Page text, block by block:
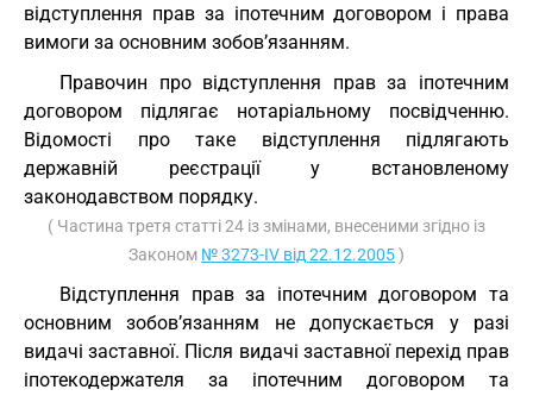
відступлення прав за іпотечним договором і права
вимоги за основним зобов’язанням.
Правочин про відступлення прав за іпотечним
договором підлягає нотаріальному посвідченню.
Відомості про таке відступлення підлягають
державній реєстрації у встановленому
законодавством порядку.
( Частина третя статті 24 із змінами, внесеними згідно із
Законом № 3273-IV від 22.12.2005)
Відступлення прав за іпотечним договором та
основним зобов’язанням не допускається у разі
видачі заставної. Після видачі заставної перехід прав
іпотекодержателя за іпотечним договором та